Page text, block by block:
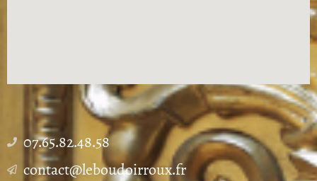
07.65.82.48.58
contact@leboudoirroux.fr